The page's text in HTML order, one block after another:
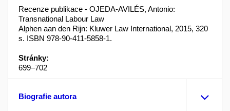
Recenze publikace - OJEDA-AVILÉS, Antonio:
Transnational Labour Law
Alphen aan den Rijn: Kluwer Law International, 2015, 320
s. ISBN 978-90-411-5858-1.
Stránky:
699–702
Biografie autora